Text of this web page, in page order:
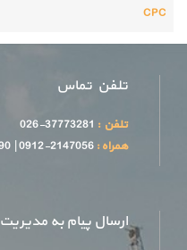
CPC
تلفن تماس
تلفن : 37773281-026
همراه :
ارسال پیام به مدیریت